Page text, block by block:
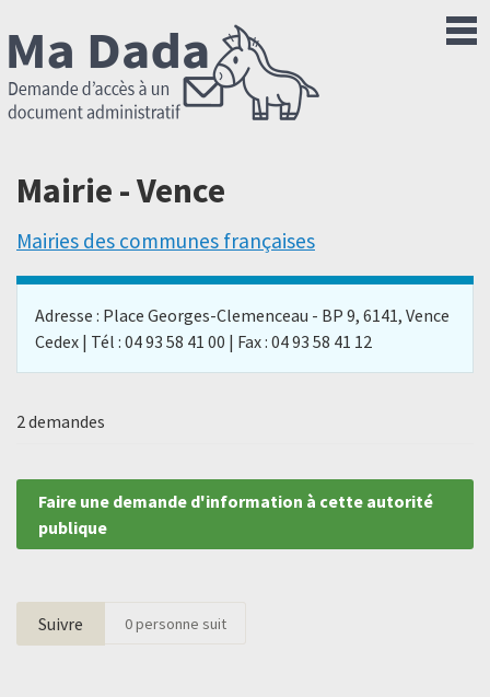
Mairie - Vence
Mairies des communes françaises
Adresse : Place Georges-Clemenceau - BP 9, 6141, Vence
Cedex | Tél : 04 93 58 41 00 | Fax : 04 93 58 41 12
2 demandes
Faire une demande d'information à cette autorité
publique
Suivre 0personne suit